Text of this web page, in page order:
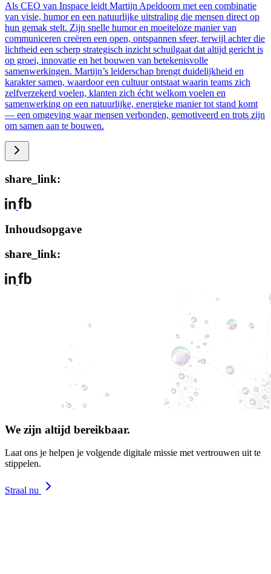
Als CEO van Inspace leidt Martijn Apeldoorn met een combinatie
van visie, humor en een natuurlijke uitstraling die mensen direct op
hun gemak stelt. Zijn snelle humor en moeiteloze manier van
communiceren creëren een open, ontspannen sfeer, terwijl achter die
lichtheid een scherp strategisch inzicht schuilgaat dat altijd gericht is
op groei, innovatie en het bouwen van betekenisvolle
samenwerkingen. Martijn’s leiderschap brengt duidelijkheid en
karakter samen, waardoor een cultuur ontstaat waarin teams zich
zelfverzekerd voelen, klanten zich écht welkom voelen en
samenwerking op een natuurlijke, energieke manier tot stand komt
— een omgeving waar mensen verbonden, gemotiveerd en trots zijn
om samen aan te bouwen.
share_link:
Inhoudsopgave
share_link:
We zijn altijd bereikbaar.
Laat ons je helpen je volgende digitale missie met vertrouwen uit te
stippelen.
Straal nu